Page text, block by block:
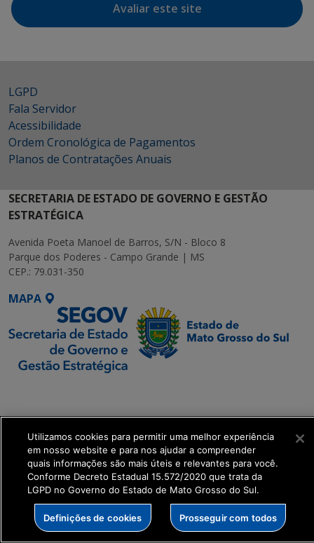
Avaliar este site
LGPD
Fala Servidor
Acessibilidade
Ordem Cronológica de Pagamentos
Planos de Contratações Anuais
SECRETARIA DE ESTADO DE GOVERNO E GESTÃO
ESTRATÉGICA
Avenida Poeta Manoel de Barros, S/N - Bloco 8
Parque dos Poderes - Campo Grande | MS
CEP.: 79.031-350
MAPA
get_footer();
Utilizamos cookies para permitir uma melhor experiência
em nosso website e para nos ajudar a compreender
quais informações são mais úteis e relevantes para você.
Conforme Decreto Estadual 15.572/2020 que trata da
LGPD no Governo do Estado de Mato Grosso do Sul.
Definições de cookies Prosseguir com todos